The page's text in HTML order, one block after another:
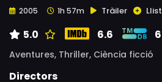
2005 1h 57m Tràiler
5.0 6.6
Aventures, Thriller, Ciència ficció
Directors